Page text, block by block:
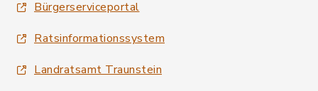
Bürgerserviceportal
Ratsinformationssystem
Landratsamt Traunstein